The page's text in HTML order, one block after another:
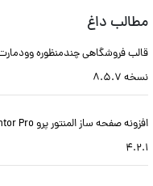
مطالب داغ
نسخه 8.5.7
4.2.1